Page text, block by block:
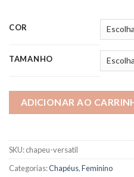
COR
TAMANHO
ADICIONAR AO
SKU:chapeu-versatil
Categorias:Chapéus,Feminino